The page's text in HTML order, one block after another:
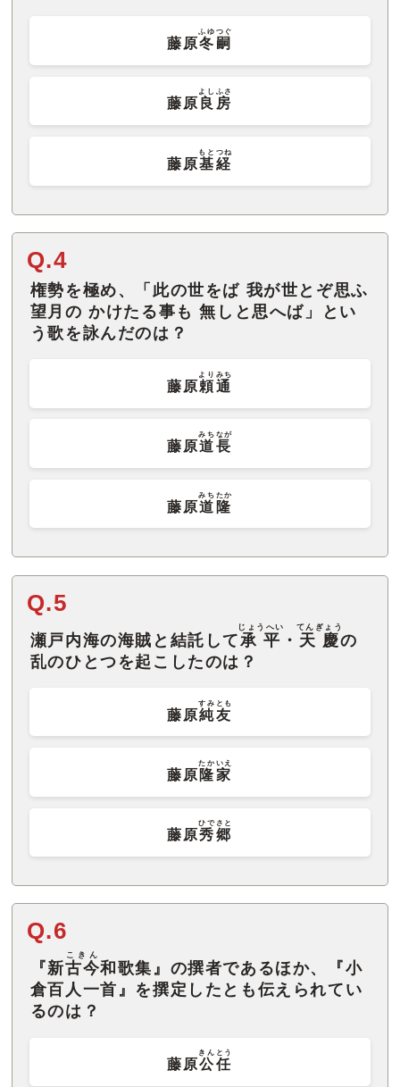
藤原冬嗣
ふゆつぐ
藤原 良房
よしふさ
藤原基経
もとつね
Q.4
権勢を極め、「此の世をば 我が世とぞ思ふ
望月の かけたる事も 無しと思へば」とい
う歌を詠んだのは？
藤原頼通
よりみち
藤原道長
みちなが
藤原道隆
みちたか
Q.5
瀬戸内海の海賊と結託して承平
じょうへい
・ 天慶
てんぎょう
の
乱のひとつを起こしたのは？
藤原純友
すみとも
藤原 隆家
たかいえ
藤原秀郷
ひでさと
Q.6
『新古今
こきん
和歌集』の撰者であるほか、『小
倉百人一首』を撰定したとも伝えられてい
るのは？
藤原公任
きんとう